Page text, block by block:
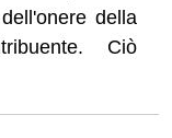
della
Ciò